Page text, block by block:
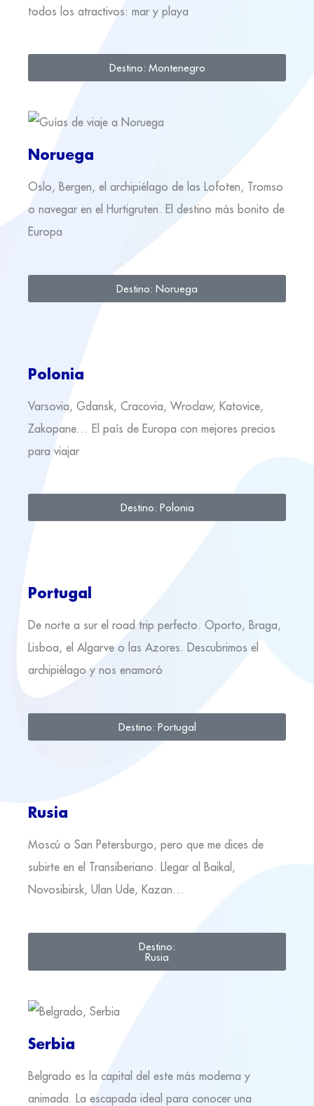
todos los atractivos: mar y playa
Destino: Montenegro
Noruega
Oslo, Bergen, el archipiélago de las Lofoten, Tromso
o navegar en el Hurtigruten. El destino más bonito de
Europa
Destino: Noruega
Polonia
Varsovia, Gdansk, Cracovia, Wroclaw, Katovice,
Zakopane… El país de Europa con mejores precios
para viajar
Destino: Polonia
Portugal
De norte a sur el road trip perfecto. Oporto, Braga,
Lisboa, el Algarve o las Azores. Descubrimos el
archipiélago y nos enamoró
Destino: Portugal
Rusia
Moscú o San Petersburgo, pero que me dices de
subirte en el Transiberiano. Llegar al Baikal,
Novosibirsk, Ulan Ude, Kazan…
Destino:
Rusia
Serbia
Belgrado es la capital del este más moderna y
animada. La escapada ideal para conocer una